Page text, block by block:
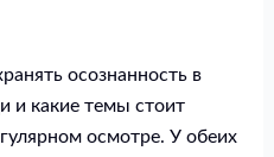
осознанность в
и какие темы стоит
осмотре. У обеих